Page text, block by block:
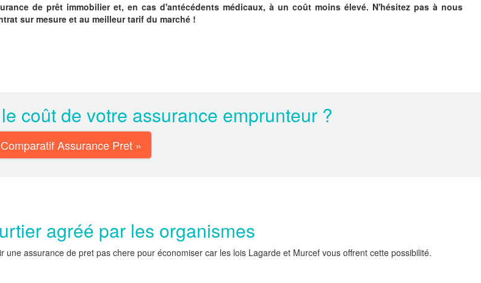
de prêt immobilier et, en cas d'antécédents médicaux, à un coût moins élevé. N'hésitez pas à nous
sur mesure et au meilleur tarif du marché !
coût de votre assurance emprunteur ?
Comparatif Assurance Pret »
agréé par les organismes
assurance de pret pas chere pour économiser car les lois Lagarde et Murcef vous offrent cette possibilité.